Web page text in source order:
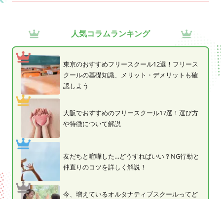
人気コラムランキング
東京のおすすめフリースクール12選！フリース
クールの基礎知識、メリット・デメリットも確
認しよう
大阪でおすすめのフリースクール17選！選び方
や特徴について解説
友だちと喧嘩した…どうすればいい？NG行動と
仲直りのコツを詳しく解説！
今、増えているオルタナティブスクールってど